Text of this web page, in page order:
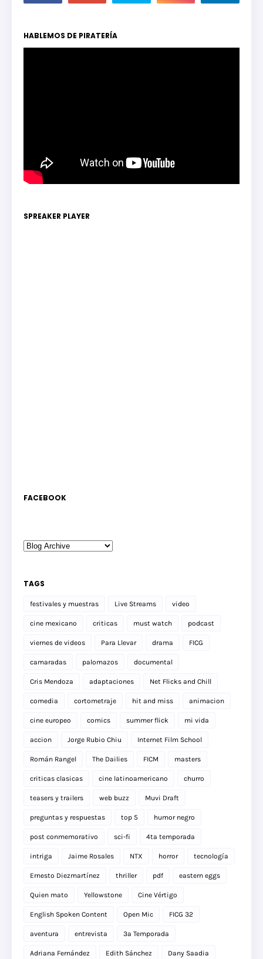
HABLEMOS DE PIRATERÍA
SPREAKER PLAYER
FACEBOOK
TAGS
festivales y muestras Live Streams video
cine mexicano criticas must watch podcast
viernes de videos Para Llevar drama FICG
camaradas palomazos documental
Cris Mendoza adaptaciones Net Flicks and Chill
comedia cortometraje hit and miss animacion
cine europeo comics summer flick mi vida
accion Jorge Rubio Chiu Internet Film School
Román Rangel The Dailies FICM masters
criticas clasicas cine latinoamericano churro
teasers y trailers web buzz Muvi Draft
preguntas y respuestas top 5 humor negro
post conmemorativo sci-fi 4ta temporada
intriga Jaime Rosales NTX horror tecnología
Ernesto Diezmartínez thriller pdf eastern eggs
Quien mato Yellowstone Cine Vértigo
English Spoken Content Open Mic FICG 32
aventura entrevista 3a Temporada
Adriana Fernández Edith Sánchez Dany Saadia